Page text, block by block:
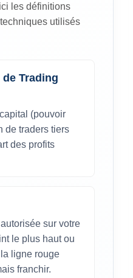
les définitions
utilisés
Trading
(pouvoir
de traders tiers
des profits
sur votre
le plus haut ou
ligne rouge
franchir.